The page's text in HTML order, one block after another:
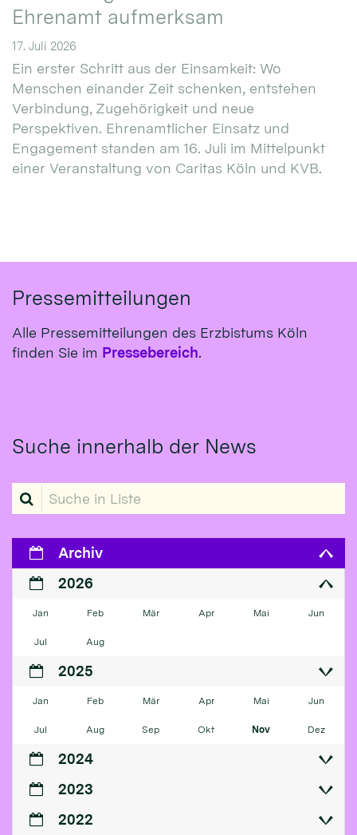
Ehrenamt aufmerksam
17. Juli 2026
Ein erster Schritt aus der Einsamkeit: Wo
Menschen einander Zeit schenken, entstehen
Verbindung, Zugehörigkeit und neue
Perspektiven. Ehrenamtlicher Einsatz und
Engagement standen am 16. Juli im Mittelpunkt
einer Veranstaltung von Caritas Köln und KVB.
Pressemitteilungen
Alle Pressemitteilungen des Erzbistums Köln
finden Sie im Pressebereich.
Suche innerhalb der News
Suche in Liste
Archiv
2026
Jan Feb Mär Apr Mai Jun
Jul Aug
2025
Jan Feb Mär Apr Mai Jun
Jul Aug Sep Okt Nov Dez
2024
2023
2022